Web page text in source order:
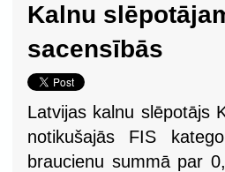
Kalnu
sacensībās
Latvijas kalnu slēpotājs
notikušajās FIS
braucienu summā par